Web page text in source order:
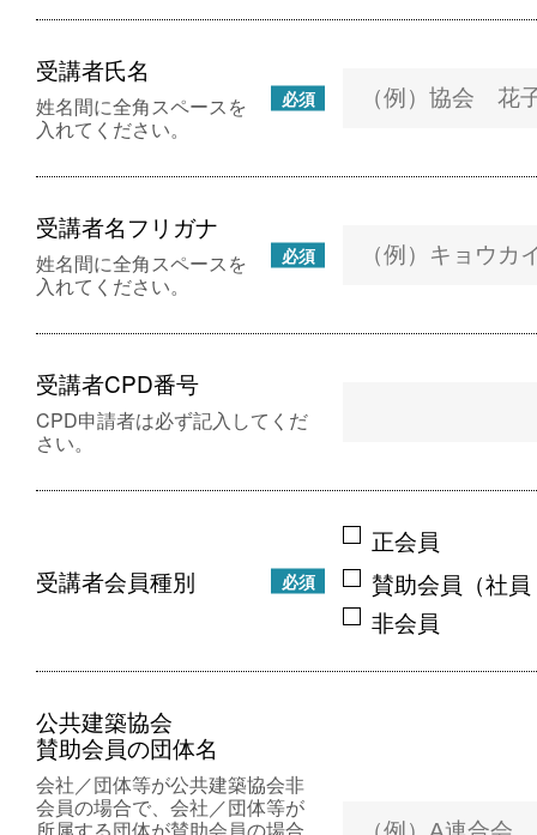
受講者氏名
必須
姓名間に全角スペースを
入れてください。
受講者名フリガナ
必須
姓名間に全角スペースを
入れてください。
受講者CPD番号
CPD申請者は必ず記入してくだ
さい。
受講者会員種別 必須
正会員
賛助会員（社
非会員
公共建築協会
賛助会員の団体名
会社／団体等が公共建築協会非
会員の場合で、会社／団体等が